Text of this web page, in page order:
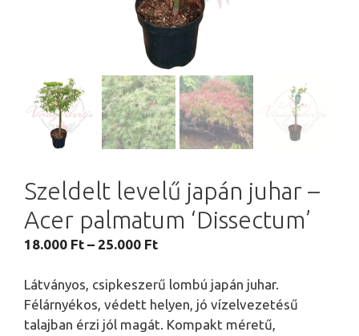
Szeldelt levelű japán juhar –
Acer palmatum ‘Dissectum’
18.000 Ft – 25.000 FtÁrtartomány:
-
25.000 Ft
Látványos, csipkeszerű lombú japán juhar.
Félárnyékos, védett helyen, jó vízelvezetésű
talajban érzi jól magát. Kompakt méretű,